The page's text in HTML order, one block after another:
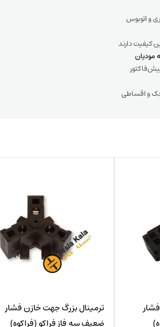
و اتوبوس
دارند
مودیان
چک و اقساطی
ترمینال بزرگ جهت خازن فشار
ضعیف سه فاز فراکو (فراکوه)